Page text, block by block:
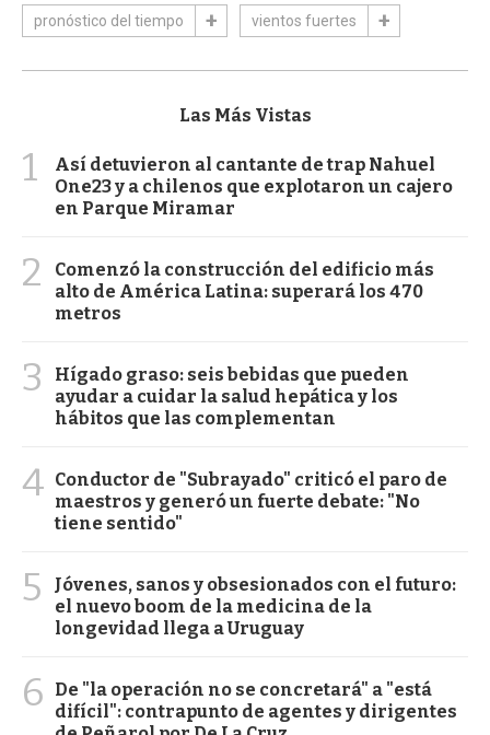
pronóstico del tiempo vientos fuertes
Las Más Vistas
1
Así detuvieron al cantante de trap Nahuel
One23 y a chilenos que explotaron un cajero
en Parque Miramar
2
Comenzó la construcción del edificio más
alto de América Latina: superará los 470
metros
3
Hígado graso: seis bebidas que pueden
ayudar a cuidar la salud hepática y los
hábitos que las complementan
4 Conductor de "Subrayado" criticó el paro de
maestros y generó un fuerte debate: "No
tiene sentido"
5
Jóvenes, sanos y obsesionados con el futuro:
el nuevo boom de la medicina de la
longevidad llega a Uruguay
6
De "la operación no se concretará" a "está
difícil": contrapunto de agentes y dirigentes